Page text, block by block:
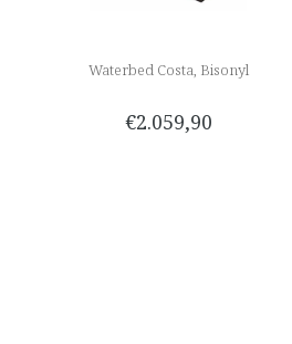
Waterbed Costa, Bisonyl
€2.059,90